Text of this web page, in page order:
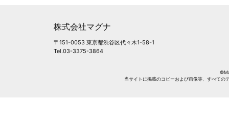
株式会社マグナ
〒151-0053 東京都渋谷区代々木1-58-1
Tel.03-3375-3864
当サイトに掲載のコピーおよび画像等、すべての